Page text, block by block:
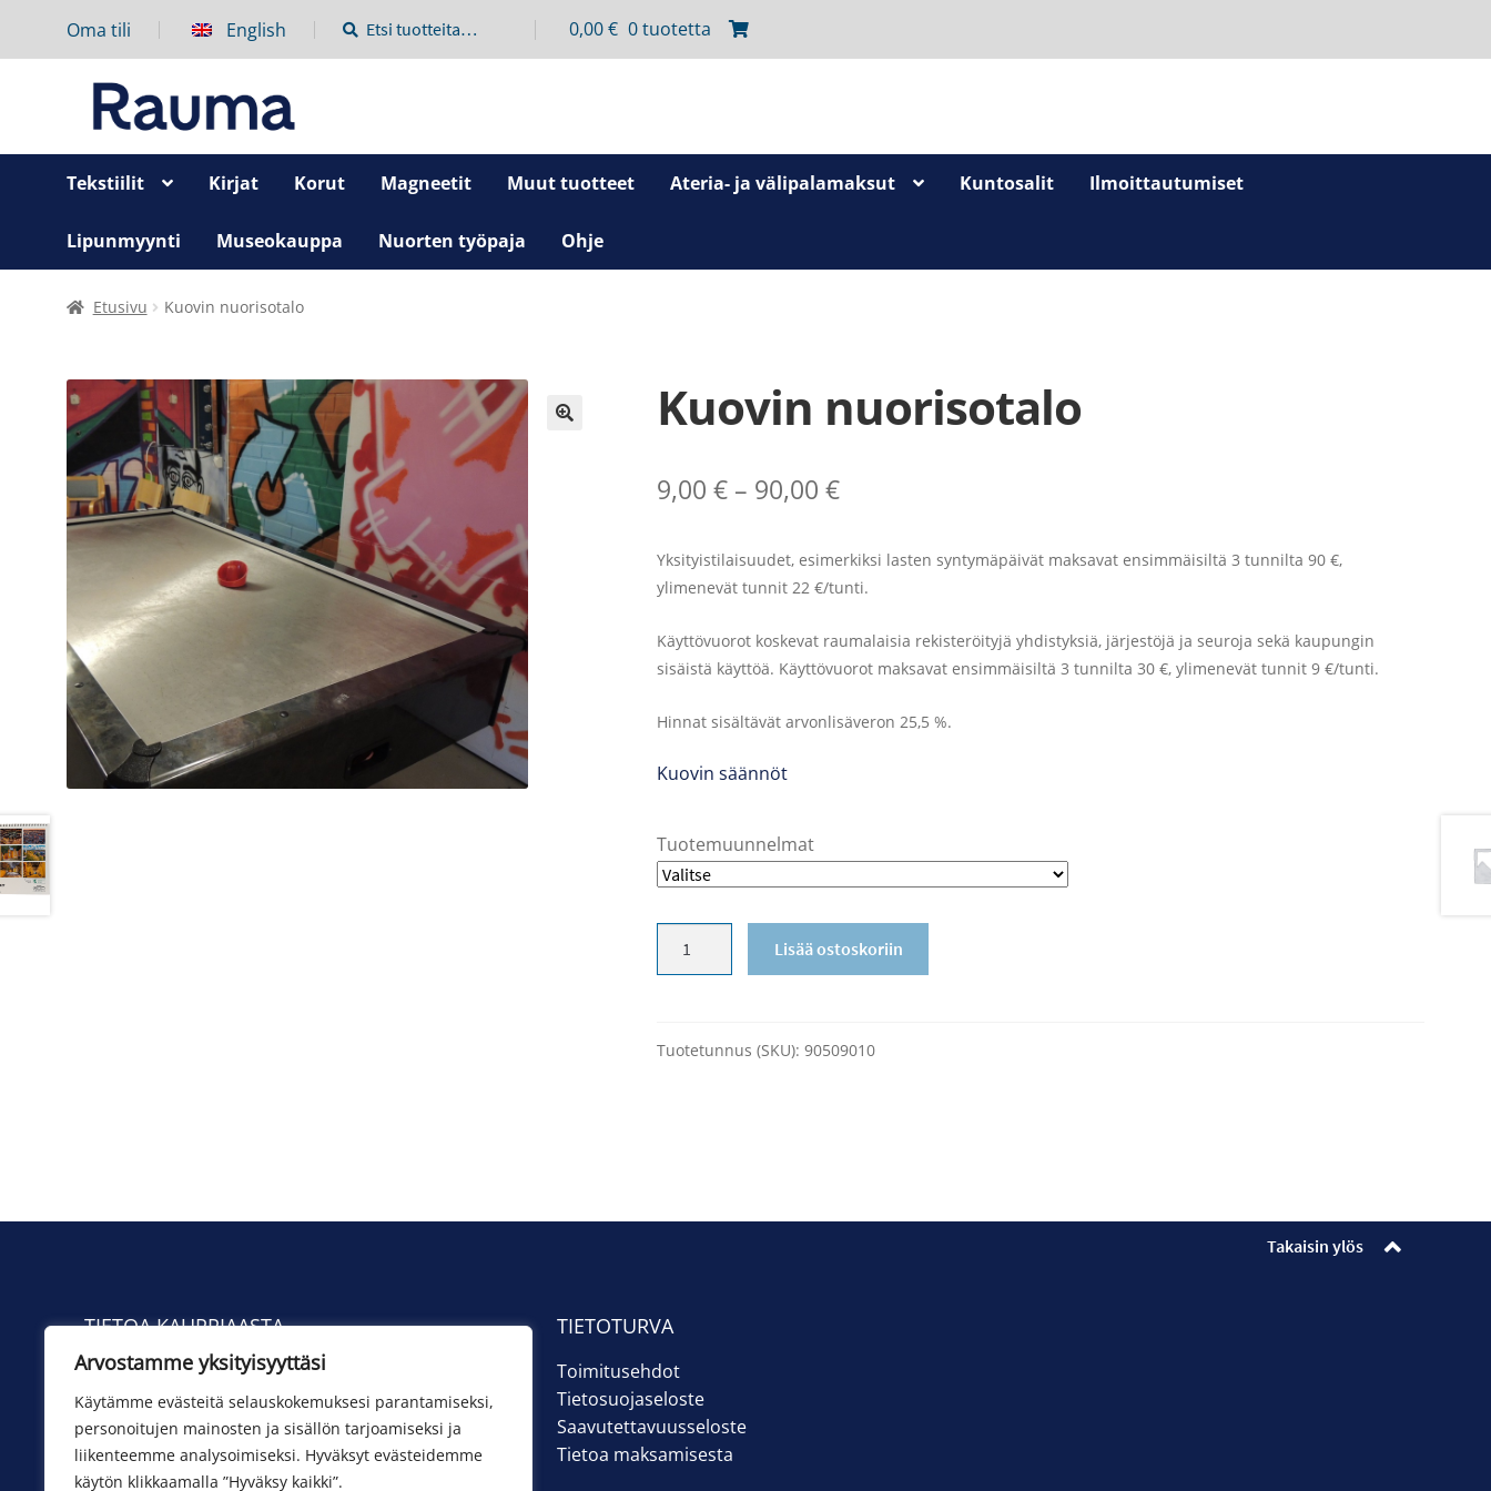
Arvostamme yksityisyyttäsi
Käytämme evästeitä selauskokemuksesi parantamiseksi,
personoitujen mainosten ja sisällön tarjoamiseksi ja
liikenteemme analysoimiseksi. Hyväksyt evästeidemme
käytön klikkaamalla ”Hyväksy kaikki”.
Oma tili English Etsi:
Haku 0,00€ 0 tuotetta
Tekstiilit Kirjat Korut Magneetit Muut tuotteet Ateria- ja välipalamaksut Kuntosalit Ilmoittautumiset
Lipunmyynti Museokauppa Nuorten työpaja Ohje
Etusivu Kuovin nuorisotalo
Kuovin nuorisotalo
9,00€ – 90,00€Hintaluokka:
–
Yksityistilaisuudet, esimerkiksi lasten syntymäpäivät maksavat ensimmäisiltä 3 tunnilta 90 €,
ylimenevät tunnit 22 €/tunti.
Käyttövuorot koskevat raumalaisia rekisteröityjä yhdistyksiä, järjestöjä ja seuroja sekä kaupungin
sisäistä käyttöä. Käyttövuorot maksavat ensimmäisiltä 3 tunnilta 30 €, ylimenevät tunnit 9 €/tunti.
Hinnat sisältävät arvonlisäveron 25,5 %.
Kuovin säännöt
Tuotemuunnelmat
nuorisotalo
Lisää ostoskoriin
Tuotetunnus (SKU):90509010
Takaisin ylös
TIETOA KAUPPIAASTA
Yhteystiedot
Toimituskulut
TIETOTURVA
Toimitusehdot
Tietosuojaseloste
Saavutettavuusseloste
Tietoa maksamisesta